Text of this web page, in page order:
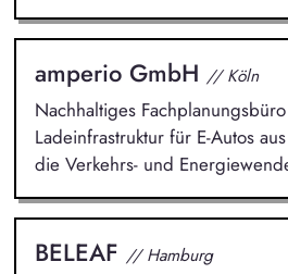
amperio GmbH // Köln
Nachhaltiges
Ladeinfrastruktur für E-Autos
die Verkehrs- und
BELEAF // Hamburg